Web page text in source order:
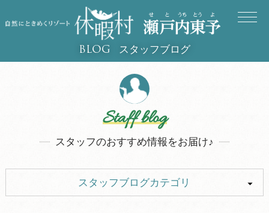
BLOG スタッフブログ
Staff blog
スタッフのおすすめ情報をお届け♪
スタッフブログカテゴリ